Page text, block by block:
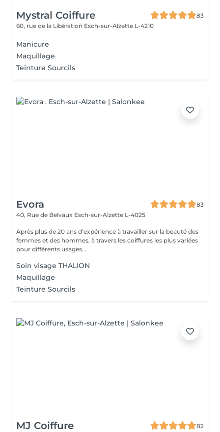
Mystral Coiffure
83
60, rue de la Libération Esch-sur-Alzette L-4210
Manicure
Maquillage
Teinture Sourcils
Evora
83
40, Rue de Belvaux Esch-sur-Alzette L-4025
Après plus de 20 ans d'expérience à travailler sur la beauté des
femmes et des hommes, à travers les coiffures les plus variées
pour différents usages...
Soin visage THALION
Maquillage
Teinture Sourcils
MJ Coiffure
82